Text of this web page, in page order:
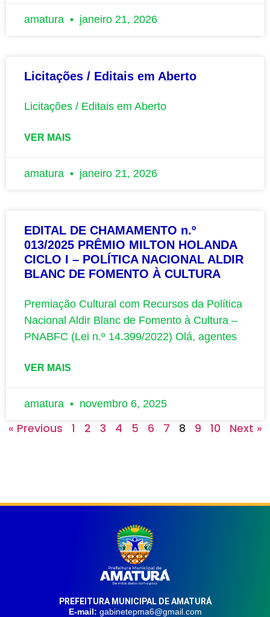
amatura janeiro 21, 2026
Licitações / Editais em Aberto
Licitações / Editais em Aberto
VER MAIS
amatura janeiro 21, 2026
EDITAL DE CHAMAMENTO n.º
013/2025 PRÊMIO MILTON HOLANDA
CICLO I – POLÍTICA NACIONAL ALDIR
BLANC DE FOMENTO À CULTURA
Premiação Cultural com Recursos da Política
Nacional Aldir Blanc de Fomento à Cultura –
PNABFC (Lei n.º 14.399/2022) Olá, agentes
VER MAIS
amatura novembro 6, 2025
« Previous 1 2 3 4 5 6 7 8 9 10 Next »
PREFEITURA MUNICIPAL DE AMATURÁ
E-mail: gabinetepma6@gmail.com